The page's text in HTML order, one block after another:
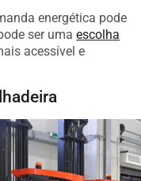
energética pode
ser uma
escolha
acessível e